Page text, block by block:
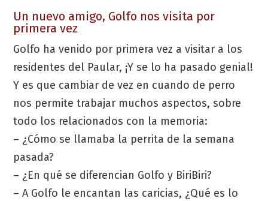
Un nuevo amigo, Golfo nos visita por
primera vez
Golfo ha venido por primera vez a visitar a los
residentes del Paular, ¡Y se lo ha pasado genial!
Y es que cambiar de vez en cuando de perro
nos permite trabajar muchos aspectos, sobre
todo los relacionados con la memoria:
– ¿Cómo se llamaba la perrita de la semana
pasada?
– ¿En qué se diferencian Golfo y BiriBiri?
– A Golfo le encantan las caricias, ¿Qué es lo